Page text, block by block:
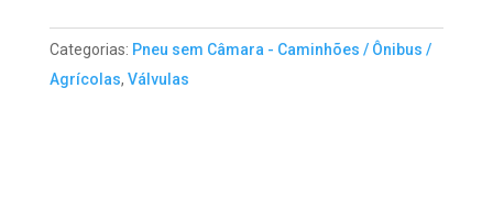
Categorias: Pneu sem Câmara - Caminhões / Ônibus /
Agrícolas, Válvulas